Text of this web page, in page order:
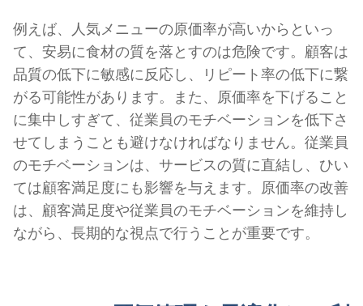
例えば、人気メニューの原価率が高いからといっ
て、安易に食材の質を落とすのは危険です。顧客は
品質の低下に敏感に反応し、リピート率の低下に繋
がる可能性があります。また、原価率を下げること
に集中しすぎて、従業員のモチベーションを低下さ
せてしまうことも避けなければなりません。従業員
のモチベーションは、サービスの質に直結し、ひい
ては顧客満足度にも影響を与えます。原価率の改善
は、顧客満足度や従業員のモチベーションを維持し
ながら、長期的な視点で行うことが重要です。